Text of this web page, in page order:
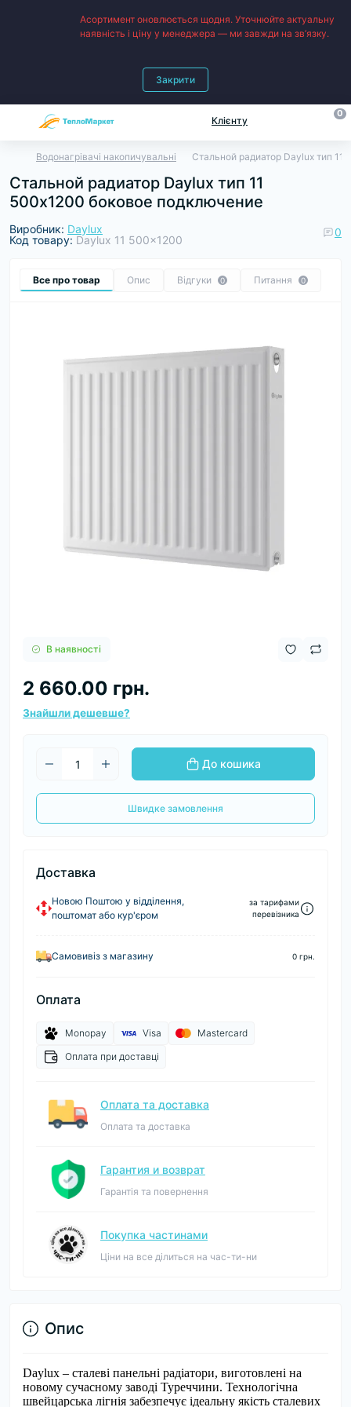
Асортимент оновлюється щодня. Уточнюйте актуальну
наявність і ціну у менеджера — ми завжди на зв’язку.
Закрити
Клієнту
0
Водонагрівачі накопичувальні Стальной радиатор Daylux тип
Стальной радиатор Daylux тип 11
500х1200 боковое подключение
Виробник: Daylux
Код товару: Daylux 11 500x1200
0
Все про товар Опис Відгуки 0 Питання 0
В наявності
2 660.00 грн.
Знайшли дешевше?
До кошика
Швидке замовлення
Доставка
Новою Поштою у відділення,
поштомат або кур'єром
за тарифами
перевізника
Самовивіз з магазину 0 грн.
Оплата
Monopay Visa
Mastercard
Оплата при доставці
Оплата та доставка
Оплата та доставка
Гарантия и возврат
Гарантія та повернення
Покупка частинами
Ціни на все ділиться на час-ти-ни
Опис
Daylux – сталеві панельні радіатори, виготовлені на
новому сучасному заводі Туреччини. Технологічна
швейцарська лігнія забезпечує ідеальну якість сталевих